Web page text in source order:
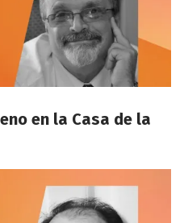
en la Casa de la